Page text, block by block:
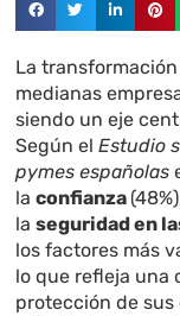
La
medianas
siendo un eje
Según el Estudio
pymes españolas
laconfianza
laseguridad en
los factores más
lo que refleja una
protección de